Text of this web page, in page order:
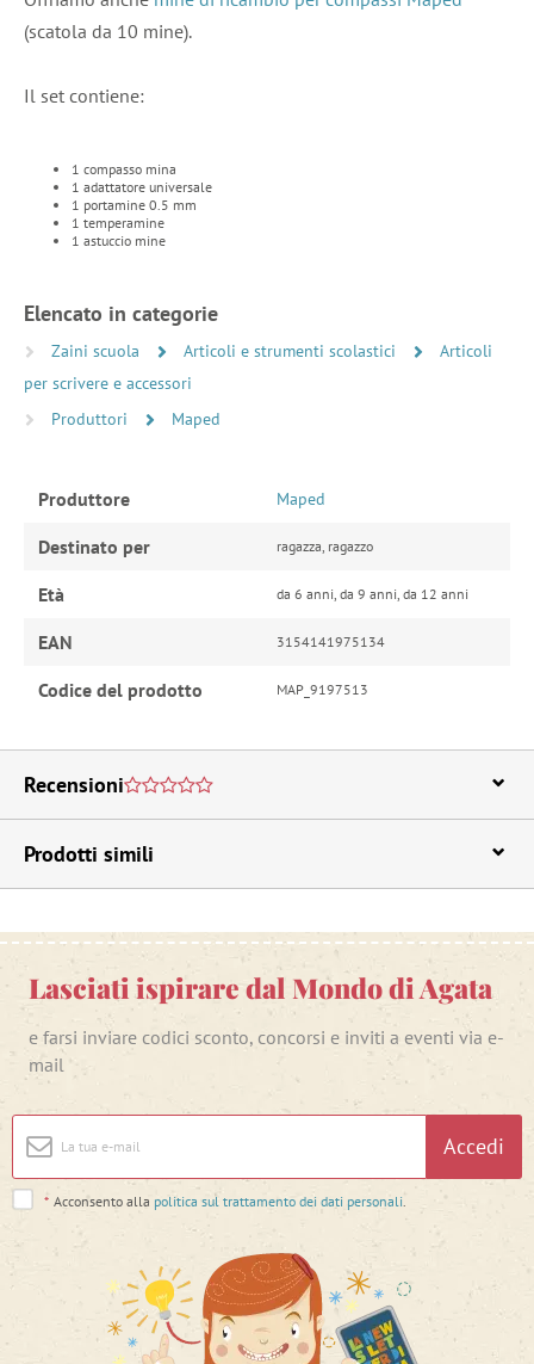
(scatola da 10 mine).
Il set contiene:
1 compasso mina
1 adattatore universale
1 portamine 0.5 mm
1 temperamine
1 astuccio mine
Elencato in categorie
Zaini scuola Articoli e strumenti scolastici
Articoli
per scrivere e accessori
Produttori
Maped
Produttore Maped
Destinato per ragazza, ragazzo
Età da 6 anni, da 9 anni, da 12 anni
EAN 3154141975134
Codice del prodotto MAP_9197513
Recensioni
Prodotti simili
Lasciati ispirare dal Mondo di Agata
e farsi inviare codici sconto, concorsi e inviti a eventi via e-
mail
Accedi
* Acconsento alla politica sul trattamento dei dati personali